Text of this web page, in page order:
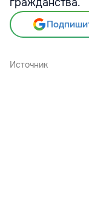
Источник